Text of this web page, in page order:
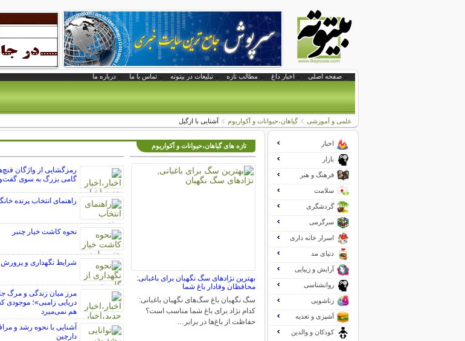
صفحه اصلی اخبار داغ مطالب تازه تبلیغات در بیتوته تماس با ما درباره ما
علمی و آموزشی گیاهان،حیوانات و آکواریوم آشنایی با ازگیل
تازه های گیاهان،حیوانات و آکواریوم
بهترین نژادهای سگ نگهبان برای باغبانی:
محافظان وفادار باغ شما
سگ نگهبان باغ سگ‌های نگهبان باغبانی:
کدام نژاد برای باغ شما مناسب است؟
حفاظت از باغ‌ها در برابر…
رمزگشایی از واژگان
گامی بزرگ به سوی
راهنمای انتخاب پرنده
نحوه کاشت خیار چنبر
شرایط نگهداری و پرورش
مرز میان زندگی و مرگ
دریایی زامبی»؛
هم نمی‌میرد
آشنایی با نحوه رشد و
دارچین
اخبار
بازار
فرهنگ و هنر
سلامت
گردشگری
سرگرمی
اسرار خانه داری
دنیای مد
آرایش و زیبایی
روانشناسی
زناشویی
آشپزی و تغذیه
کودکان و والدین